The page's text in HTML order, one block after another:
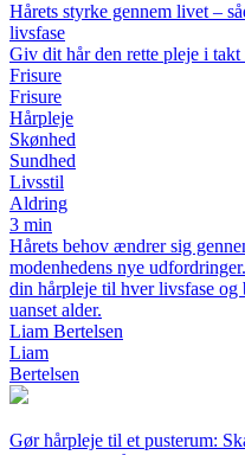
Hårets styrke gennem livet –
livsfase
Giv dit hår den rette pleje i
Frisure
Frisure
Hårpleje
Skønhed
Sundhed
Livsstil
Aldring
3 min
Hårets behov ændrer sig
modenhedens nye
din hårpleje til hver livsfase og
uanset alder.
Liam Bertelsen
Liam
Bertelsen
Gør hårpleje til et pusterum: